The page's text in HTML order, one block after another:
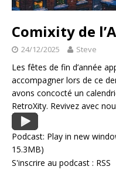
Comixity de
24/12/2025 Steve
Les fêtes de fin d’année
accompagner lors de ce
avons concocté un
RetroXity. Revivez avec
Podcast: Play in new
15.3MB)
S'inscrire au podcast : RSS